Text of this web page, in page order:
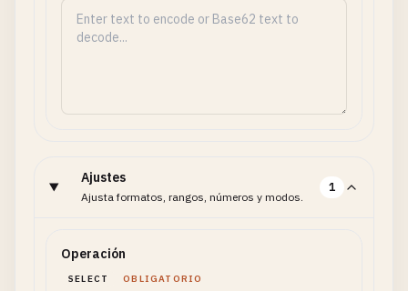
Ajustes
Ajusta formatos, rangos, números y modos.
1
Operación
SELECT OBLIGATORIO